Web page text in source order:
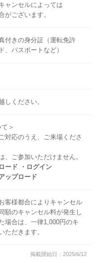
ャンセルによっては
ございます。
付きの身分証（運転免許
、パスポートなど）
しください。
＞
応のうえ、ご来場くださ
ご参加いただけません。
ード ・ログイン
ップロード
客様都合によりキャンセル
額のキャンセル料が発生し
場合は、一律1,000円のキ
ただきます。
掲載開始日：2025/6/12